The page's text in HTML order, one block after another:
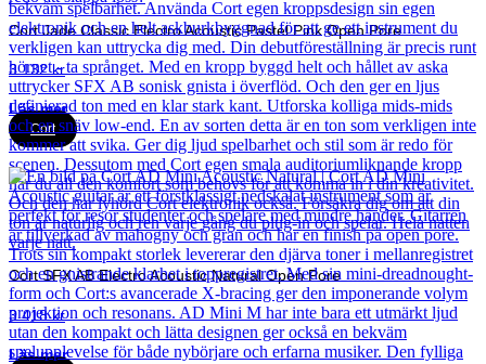
Cort Jade Classic Electro Acoustic Pastel Pink Open Pore
3 132kr
Läs mer
Cort
Cort SFX AB Electro Acoustic Natural Open Pore
3 418kr
Läs mer